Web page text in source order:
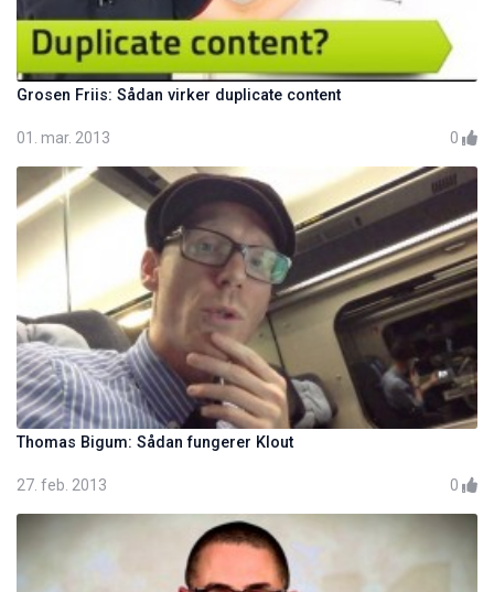
Grosen Friis: Sådan virker duplicate content
01. mar. 2013 0
Thomas Bigum: Sådan fungerer Klout
27. feb. 2013 0